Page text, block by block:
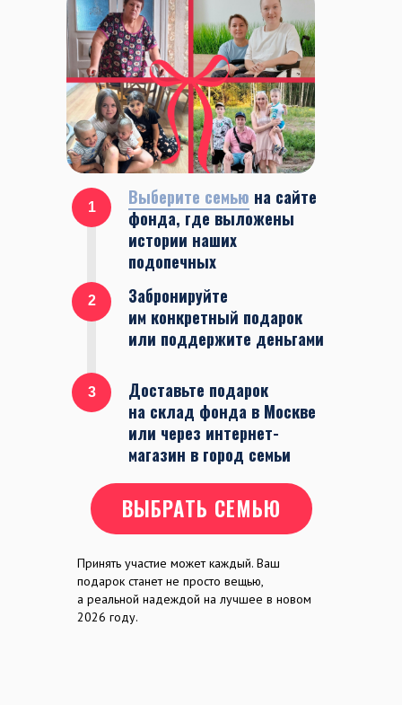
1 Выберите семью на сайте
фонда, где выложены
истории наших
подопечных
2
Забронируйте
им конкретный подарок
или поддержите деньгами
3
Доставьте подарок
на склад фонда в Москве
или через интернет-
магазин в город семьи
Принять участие может каждый. Ваш
подарок станет не просто вещью,
а реальной надеждой на лучшее в новом
2026 году.
ВЫБРАТЬ СЕМЬЮ